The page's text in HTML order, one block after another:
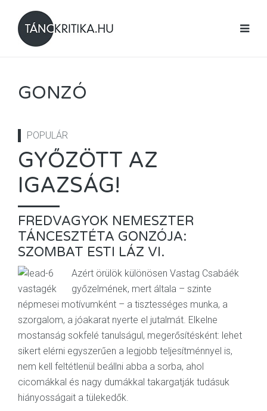
GONZÓ
POPULÁR
GYŐZÖTT AZ
IGAZSÁG!
FREDVAGYOK NEMESZTER
TÁNCESZTÉTA GONZÓJA:
SZOMBAT ESTI LÁZ VI.
Azért örülök különösen Vastag Csabáék
győzelmének, mert általa – szinte
népmesei motívumként – a tisztességes munka, a
szorgalom, a jóakarat nyerte el jutalmát. Elkelne
mostanság sokfelé tanulságul, megerősítésként: lehet
sikert elérni egyszerűen a legjobb teljesítménnyel is,
nem kell feltétlenül beállni abba a sorba, ahol
cicomákkal és nagy dumákkal takargatják tudásuk
hiányosságait a tülekedők.